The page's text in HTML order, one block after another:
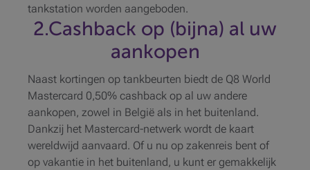
tankstation worden aangeboden.
2.Cashback op (bijna) al uw
aankopen
Naast kortingen op tankbeurten biedt de Q8 World
Mastercard 0,50% cashback op al uw andere
aankopen, zowel in België als in het buitenland.
Dankzij het Mastercard-netwerk wordt de kaart
wereldwijd aanvaard. Of u nu op zakenreis bent of
op vakantie in het buitenland, u kunt er gemakkelijk